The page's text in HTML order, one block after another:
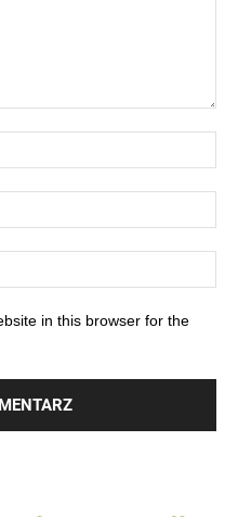
in this browser for the